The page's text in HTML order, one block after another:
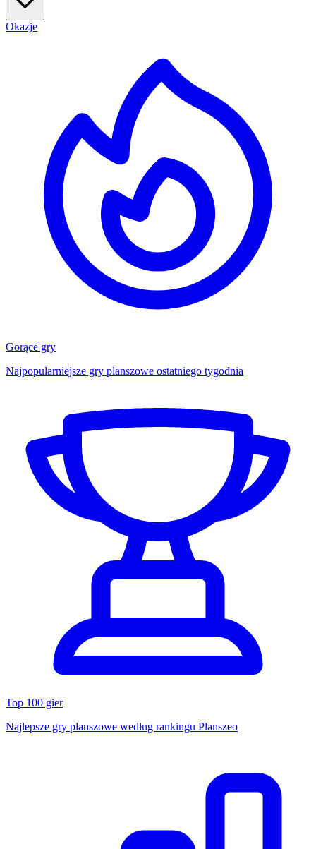
Okazje
Gorące gry
Najpopularniejsze gry planszowe ostatniego tygodnia
Top 100 gier
Najlepsze gry planszowe według rankingu Planszeo